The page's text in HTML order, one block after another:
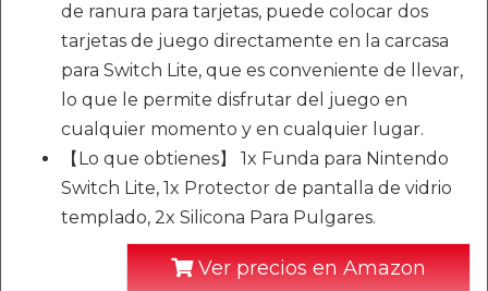
de ranura para tarjetas, puede colocar dos
tarjetas de juego directamente en la carcasa
para Switch Lite, que es conveniente de llevar,
lo que le permite disfrutar del juego en
cualquier momento y en cualquier lugar.
【Lo que obtienes】 1x Funda para Nintendo
Switch Lite, 1x Protector de pantalla de vidrio
templado, 2x Silicona Para Pulgares.
Ver precios en Amazon